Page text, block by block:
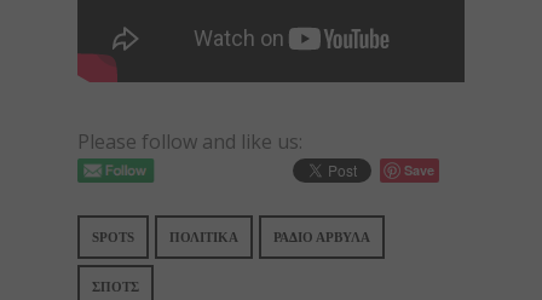
Please follow and like us:
Save
SPOTS ΠΟΛΙΤΙΚΆ ΡΑΔΙΟ ΑΡΒΥΛΑ
ΣΠΟΤΣ